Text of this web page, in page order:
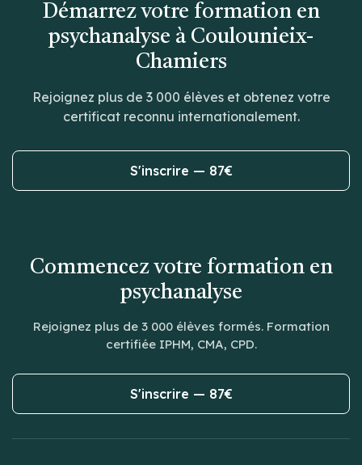
Démarrez votre formation en
psychanalyse à Coulounieix-
Chamiers
Rejoignez plus de 3 000 élèves et obtenez votre
certificat reconnu internationalement.
S'inscrire — 87€
Commencez votre formation en
psychanalyse
Rejoignez plus de 3 000 élèves formés. Formation
certifiée IPHM, CMA, CPD.
S'inscrire — 87€